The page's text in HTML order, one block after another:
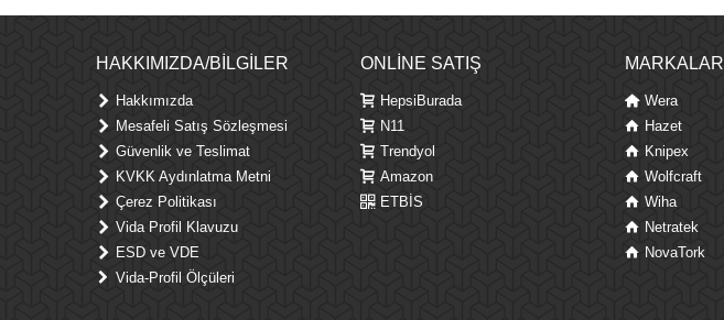
HAKKIMIZDA/BILGILER
Hakkımızda
Mesafeli Satış Sözleşmesi
Güvenlik ve Teslimat
KVKK Aydınlatma Metni
Çerez Politikası
Vida Profil Klavuzu
ESD ve VDE
Vida-Profil Ölçüleri
ONLINE SATIŞ
HepsiBurada
N11
Trendyol
Amazon
ETBİS
MARKALAR
Wera
Hazet
Knipex
Wolfcraft
Wiha
Netratek
NovaTork